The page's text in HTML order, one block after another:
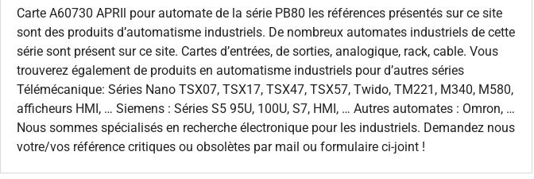
Carte A60730 APRIl pour automate de la série PB80 les références présentés sur ce site
sont des produits d’automatisme industriels. De nombreux automates industriels de cette
série sont présent sur ce site. Cartes d’entrées, de sorties, analogique, rack, cable. Vous
trouverez également de produits en automatisme industriels pour d’autres séries
Télémécanique: Séries Nano TSX07, TSX17, TSX47, TSX57, Twido, TM221, M340, M580,
afficheurs HMI, … Siemens : Séries S5 95U, 100U, S7, HMI, … Autres automates : Omron, …
Nous sommes spécialisés en recherche électronique pour les industriels. Demandez nous
votre/vos référence critiques ou obsolètes par mail ou formulaire ci-joint !